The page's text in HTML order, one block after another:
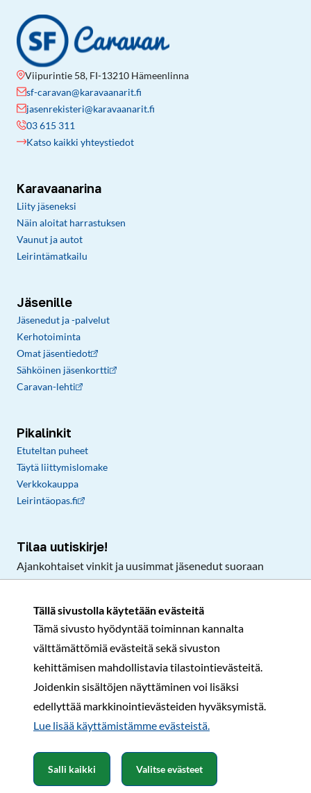
Tällä sivustolla käytetään evästeitä
Tämä sivusto hyödyntää toiminnan kannalta
välttämättömiä evästeitä sekä sivuston
kehittämisen mahdollistavia tilastointievästeitä.
Joidenkin sisältöjen näyttäminen voi lisäksi
edellyttää markkinointievästeiden hyväksymistä.
Lue lisää käyttämistämme evästeistä.​​​​​​
Salli kaikki Valitse evästeet
Viipurintie 58, FI-13210 Hämeenlinna
sf-caravan@karavaanarit.fi
jasenrekisteri@karavaanarit.fi
03 615 311
Katso kaikki yhteystiedot
Karavaanarina
Liity jäseneksi
Näin aloitat harrastuksen
Vaunut ja autot
Leirintämatkailu
Jäsenille
Jäsenedut ja -palvelut
Kerhotoiminta
Omat jäsentiedot
Sähköinen jäsenkortti
Caravan-lehti
Pikalinkit
Etuteltan puheet
Täytä liittymislomake
Verkkokauppa
Leirintäopas.fi
Tilaa uutiskirje!
Ajankohtaiset vinkit ja uusimmat jäsenedut suoraan
Rekisteri- ja tietosuojaselosteSopimusehdot